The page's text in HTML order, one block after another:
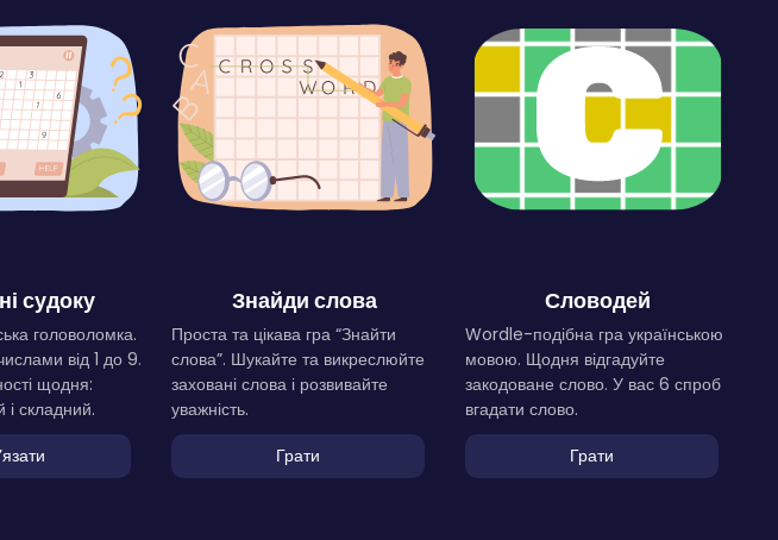
судоку
головоломка.
від 1 до 9.
щодня:
і складний.
Знайди слова
Проста та цікава гра “Знайти
слова”. Шукайте та викреслюйте
заховані слова і розвивайте
уважність.
Грати
Словодей
Wordle-подібна гра українською
мовою. Щодня відгадуйте
закодоване слово. У вас 6 спроб
вгадати слово.
Грати